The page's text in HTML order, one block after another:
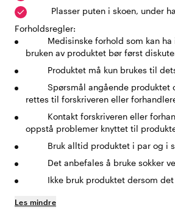
Plasser puten i skoen, under
Forholdsregler:
Medisinske forhold som kan ha
bruken av produktet bør først
Produktet må kun brukes til
Spørsmål angående produktet
rettes til forskriveren eller
Kontakt forskriveren eller
oppstå problemer knyttet til
Bruk alltid produktet i par og i
Det anbefales å bruke sokker
Ikke bruk produktet dersom det
Les mindre